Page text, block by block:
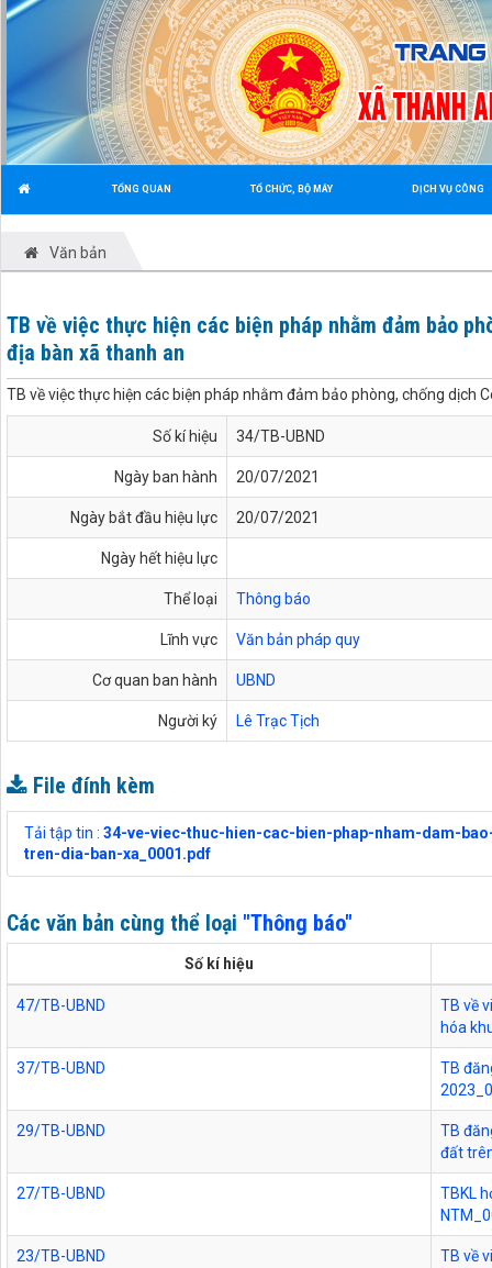
TỔNG QUAN TỔ CHỨC, BỘ MÁY DỊCH VỤ CÔNG
Văn bản
TB về việc thực hiện các biện pháp nhằm đảm bảo
địa bàn xã thanh an
TB về việc thực hiện các biện pháp nhằm đảm bảo phòng, chống dịch
Số kí hiệu 34/TB-UBND
Ngày ban hành 20/07/2021
Ngày bắt đầu hiệu lực 20/07/2021
Ngày hết hiệu lực
Thể loại Thông báo
Lĩnh vực Văn bản pháp quy
Cơ quan ban hành UBND
Người ký Lê Trạc Tịch
File đính kèm
Tải tập tin : 34-ve-viec-thuc-hien-cac-bien-phap-nham-dam-
tren-dia-ban-xa_0001.pdf
Các văn bản cùng thể loại "Thông báo"
Số kí hiệu
47/TB-UBND
TB về
hóa
37/TB-UBND
TB
29/TB-UBND
TB
đất
27/TB-UBND
TBKL
23/TB-UBND
TB về